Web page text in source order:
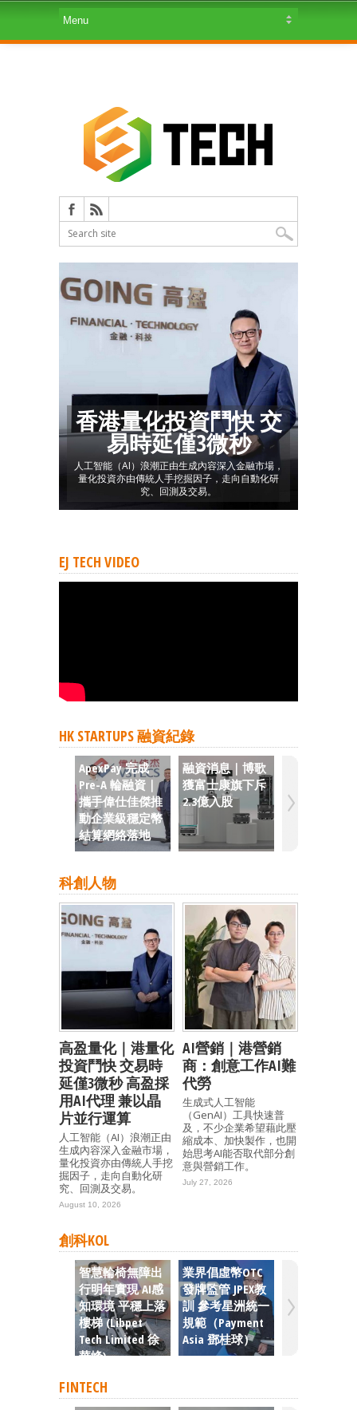
香港量化投資鬥快 交
易時延僅3微秒
人工智能（AI）浪潮正由生成內容深入金融市場，
量化投資亦由傳統人手挖掘因子，走向自動化研
究、回測及交易。
EJ TECH VIDEO
HK STARTUPS 融資紀錄
ApexPay 完成
Pre-A 輪融資｜
攜手偉仕佳傑推
動企業級穩定幣
結算網絡落地
融資消息｜博歌
獲富士康旗下斥
2.3億入股
A2輪融資
科創人物
高盈量化｜港量化
投資鬥快 交易時
延僅3微秒 高盈採
用AI代理 兼以晶
片並行運算
人工智能（AI）浪潮正由
生成內容深入金融市場，
量化投資亦由傳統人手挖
掘因子，走向自動化研
究、回測及交易。
August 10, 2026
AI營銷｜港營銷
商：創意工作AI難
代勞
生成式人工智能
（GenAI）工具快速普
及，不少企業希望藉此壓
縮成本、加快製作，也開
始思考AI能否取代部分創
意與營銷工作。
July 27, 2026
創科KOL
智慧輪椅無障出
行明年實現 AI感
知環境 平穩上落
樓梯 (Libpet
Tech Limited 徐
華峰)
業界倡虛幣OTC
發牌監管 JPEX教
訓 參考星洲統一
規範（Payment
Asia 鄧桂球）
從未如此艱
FINTECH